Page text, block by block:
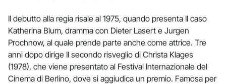
Il debutto alla regia risale al 1975, quando presenta Il caso
Katherina Blum, dramma con Dieter Lasert e Jurgen
Prochnow, al quale prende parte anche come attrice. Tre
anni dopo dirige Il secondo risveglio di Christa Klages
(1978), che viene presentato al Festival Internazionale del
Cinema di Berlino, dove si aggiudica un premio. Famosa per